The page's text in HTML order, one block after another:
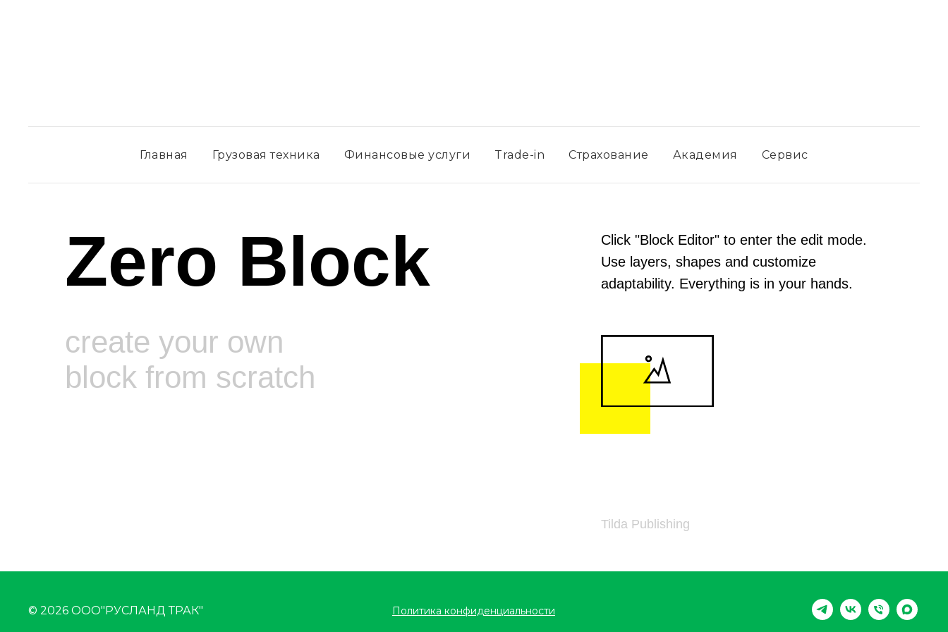
Главная Грузовая техника Финансовые услуги Trade-in Страхование Академия Сервис
Zero Block
Click "Block Editor" to enter the edit mode.
Use layers, shapes and customize
adaptability. Everything is in your hands.
Tilda Publishing
create your own
block from scratch
© 2026 ООО"РУСЛАНД ТРАК" Политика конфиденциальности